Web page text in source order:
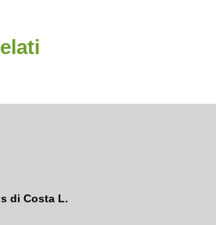
di Costa L.